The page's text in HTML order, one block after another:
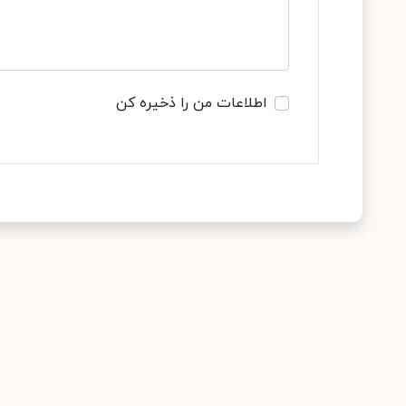
اطلاعات من را ذخیره کن